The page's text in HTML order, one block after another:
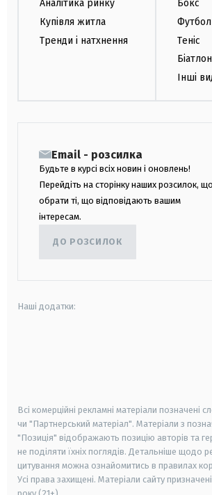
Аналітика ринку
Купівля житла
Тренди і натхнення
Бокс
Футбол
Теніс
Біатлон
Інші
Email - розсилка
Будьте в курсі всіх новин і оновлень!
Перейдіть на сторінку наших розсилок,
обрати ті, що відповідають вашим
інтересам.
ДО РОЗСИЛОК
Наші додатки:
Всі комерційні рекламні матеріали позначені
чи "Партнерський матеріал". Матеріали з
"Позиція" відображають позицію авторів та
не поділяти їхніх поглядів. Детальніше щодо
цитування можна ознайомитись в правилах
Усі права захищені. Матеріали сайту